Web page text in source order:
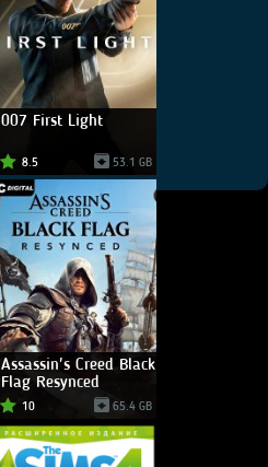
007 First Light
8.5 53.1 GB
Assassin's Creed Black
Flag Resynced
10 65.4 GB